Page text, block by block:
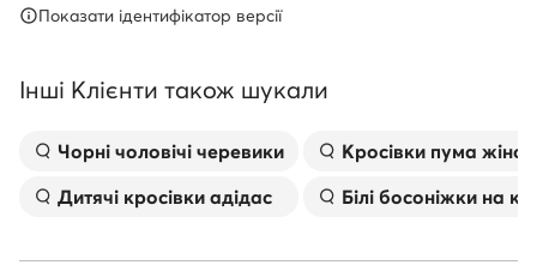
Показати ідентифікатор версії
Інші Клієнти також шукали
Чорні чоловічі черевики
Дитячі кросівки адідас
Kросівки пума
Білі босоніжки на